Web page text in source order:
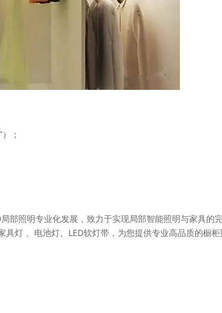
；
照明专业化发展，致力于实现局部智能照明与家具的
灯 、电池灯、LED软灯带，为您提供专业高品质的橱柜